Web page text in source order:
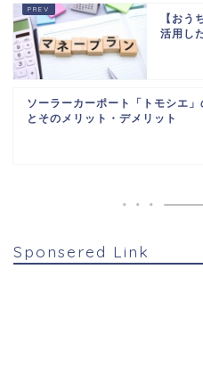
【お
活用し
ソーラーカーポート「トモシエ」
とそのメリット・デメリット
Sponsered Link